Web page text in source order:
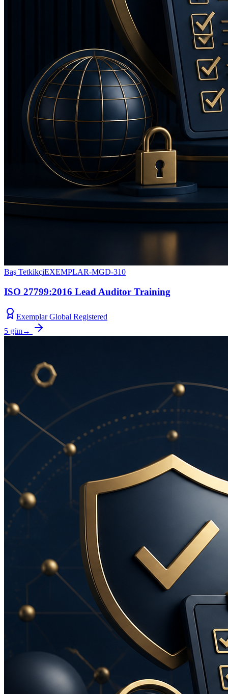
Baş TetkikçiEXEMPLAR-MGD-310
ISO 27799:2016 Lead Auditor Training
Exemplar Global Registered
5 gün →